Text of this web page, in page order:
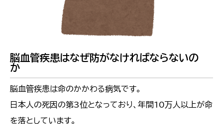
脳血管疾患はなぜ防がなければならないの
か
脳血管疾患は命のかかわる病気です。
日本人の死因の第3位となっており、年間10万人以上が命
を落としています。